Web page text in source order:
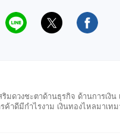
ริมดวงชะตาด้านธุรกิจ ด้านการเงิน
าดีมีกำไรงาม เงินทองไหลมาเทม